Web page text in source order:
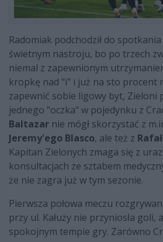
Radomiak podchodził do
świetnym nastroju, bo po trzech
niemal z zapewnionym
kropkę nad "i" i już na sto procent
zapewnić sobie ligowy byt, Zieloni
jednego "oczka" w pojedynku z
Baltazar nie mógł skorzystać z
Jeremy'ego Blasco, ale też z
Kapitan Zielonych zmaga się z
konsultacjach ze sztabem
że nie zagra już w tym sezonie.
Pierwsza połowa meczu
przy ul. Kałuży nie przyniosła
spokojnym tempie gry. Zarówno